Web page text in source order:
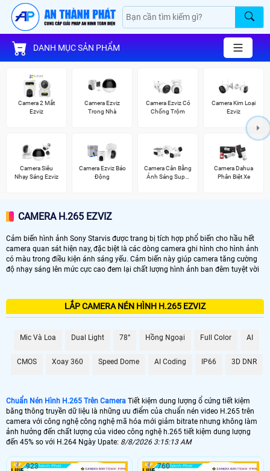
DANH MỤC SẢN PHẨM
Camera 2 Mắt
Ezviz
Camera Ezviz
Trong Nhà
Camera Ezviz Có
Chống Trộm
Camera Kim Loại
Ezviz
Camera Siêu
Nhạy Sáng Ezviz
Camera Ezviz Báo
Động
Camera Cân Bằng
Ánh Sáng Super
Camera Dahua
Phân Biệt Xe
CAMERA H.265 EZVIZ
Cảm biến hình ảnh Sony Starvis được trang bị tích hợp phổ biến cho hầu hết
camera quan sát hiện nay, đặc biệt là các dòng camera ghi hình cho hình ảnh
có màu trong điều kiện ánh sáng yếu. Cảm biến này giúp camera tăng cường
độ nhạy sáng lên mức cực cao đem lại chất lượng hình ảnh ban đêm tuyệt vời
LẮP CAMERA NÉN HÌNH H.265 EZVIZ
Mic Và Loa Dual Light 78° Hồng Ngoại Full Color AI
CMOS Xoay 360 Speed Dome AI Coding IP66 3D DNR
Chuẩn Nén Hình H.265 Trên Camera Tiết kiệm dung lượng ổ cứng tiết kiệm
băng thông truyền dữ liệu là những ưu điểm của chuẩn nén video H.265 trên
camera với công nghệ công nghệ mã hóa mới giảm bitrate nhưng không làm
ảnh hưởng đến chất lượng của video công nghệ h.265 tiết kiệm dung lượng
đến 45% so với H.264 Ngày Upate: 8/8/2026 3:15:13 AM
923 760